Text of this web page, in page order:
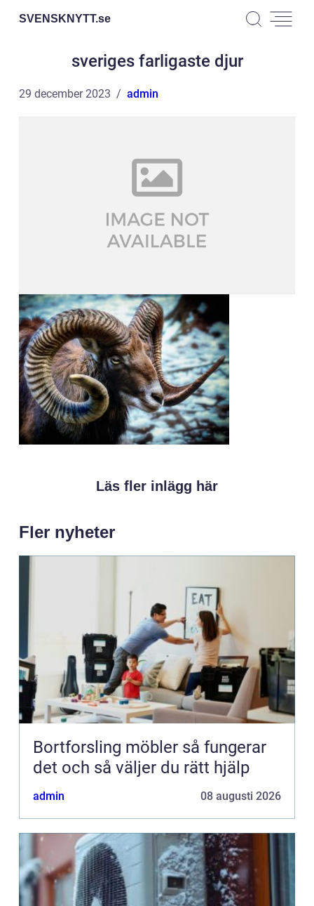
SVENSKNYTT.se
sveriges farligaste djur
29 december 2023 admin
Läs fler inlägg här
Fler nyheter
Bortforsling möbler så fungerar
det och så väljer du rätt hjälp
admin 08 augusti 2026